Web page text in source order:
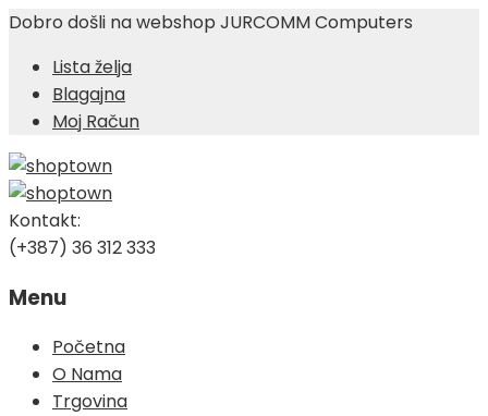
Dobro došli na webshop JURCOMM Computers
Lista želja
Blagajna
Moj Račun
Kontakt:
(+387) 36 312 333
Menu
Skip
content
Početna
O Nama
Trgovina